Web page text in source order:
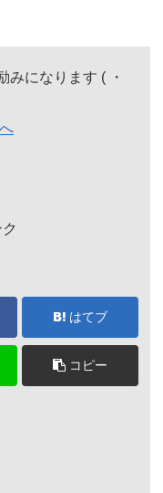
みになります ( ・
はてブ
コピー